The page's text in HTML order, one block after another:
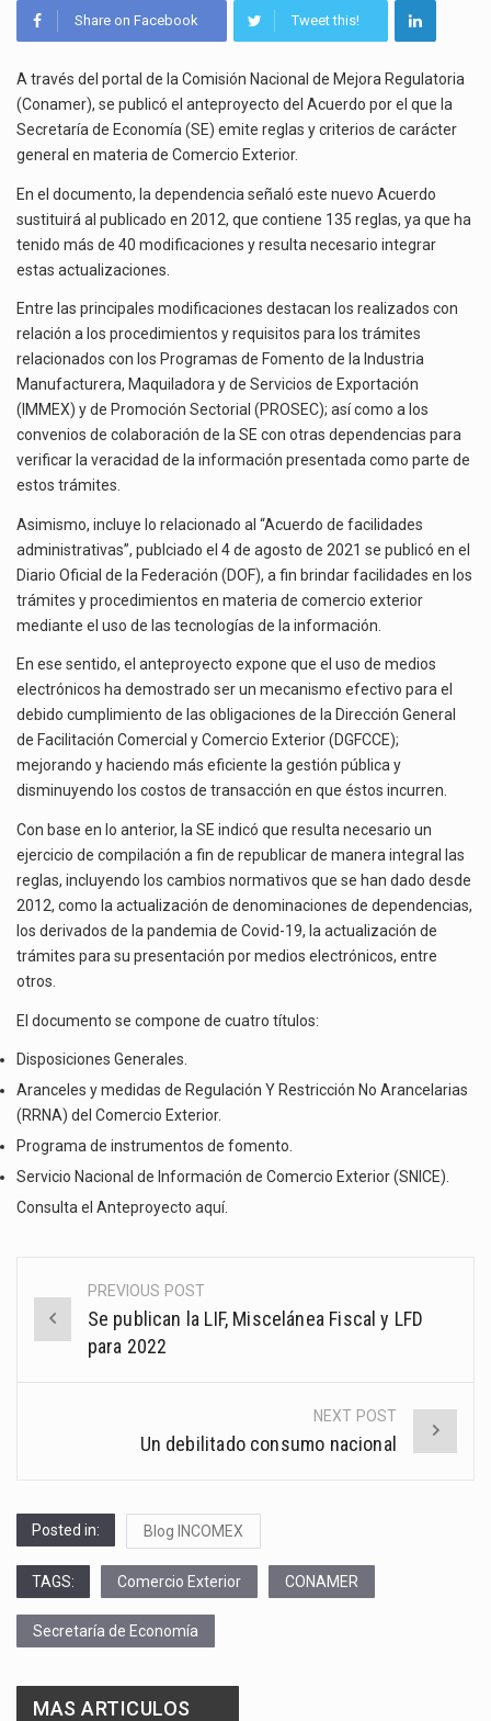
El superávit comercial de México con Estados Unidos alcanzó 102,581 millones de dólares (mdd) en…
El Gobierno de Estados Unidos ha procesado la devolución de aproximadamente 100,000 millones de dólares…
ACUERDO
EL
QUE
LA
SE
REGLAS
Y
CRITERIOS
GENERAL
EN
MATERIA
DE
COMERCIO
EXTERIOR
Share on Facebook Tweet this!
A través del portal de la Comisión Nacional de Mejora Regulatoria
(Conamer), se publicó el anteproyecto del Acuerdo por el que la
Secretaría de Economía (SE) emite reglas y criterios de carácter
general en materia de Comercio Exterior.
En el documento, la dependencia señaló este nuevo Acuerdo
sustituirá al publicado en 2012, que contiene 135 reglas, ya que ha
tenido más de 40 modificaciones y resulta necesario integrar
estas actualizaciones.
Entre las principales modificaciones destacan los realizados con
relación a los procedimientos y requisitos para los trámites
relacionados con los Programas de Fomento de la Industria
Manufacturera, Maquiladora y de Servicios de Exportación
(IMMEX) y de Promoción Sectorial (PROSEC); así como a los
convenios de colaboración de la SE con otras dependencias para
verificar la veracidad de la información presentada como parte de
estos trámites.
Asimismo, incluye lo relacionado al “Acuerdo de facilidades
administrativas”, publciado el 4 de agosto de 2021 se publicó en el
Diario Oficial de la Federación (DOF), a fin brindar facilidades en los
trámites y procedimientos en materia de comercio exterior
mediante el uso de las tecnologías de la información.
En ese sentido, el anteproyecto expone que el uso de medios
electrónicos ha demostrado ser un mecanismo efectivo para el
debido cumplimiento de las obligaciones de la Dirección General
de Facilitación Comercial y Comercio Exterior (DGFCCE);
mejorando y haciendo más eficiente la gestión pública y
disminuyendo los costos de transacción en que éstos incurren.
Con base en lo anterior, la SE indicó que resulta necesario un
ejercicio de compilación a fin de republicar de manera integral las
reglas, incluyendo los cambios normativos que se han dado desde
2012, como la actualización de denominaciones de dependencias,
los derivados de la pandemia de Covid-19, la actualización de
trámites para su presentación por medios electrónicos, entre
otros.
El documento se compone de cuatro títulos:
Disposiciones Generales.
Aranceles y medidas de Regulación Y Restricción No Arancelarias
(RRNA) del Comercio Exterior.
Programa de instrumentos de fomento.
Servicio Nacional de Información de Comercio Exterior (SNICE).
Consulta el Anteproyecto aquí.
Post
navigation
PREVIOUS POST
Se publican la LIF, Miscelánea Fiscal y LFD
para 2022
NEXT POST
Un debilitado consumo nacional
Posted in: Blog INCOMEX
TAGS: Comercio Exterior CONAMER
Secretaría de Economía
MAS ARTICULOS